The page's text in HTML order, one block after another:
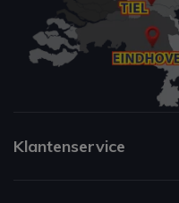
Klantenservice